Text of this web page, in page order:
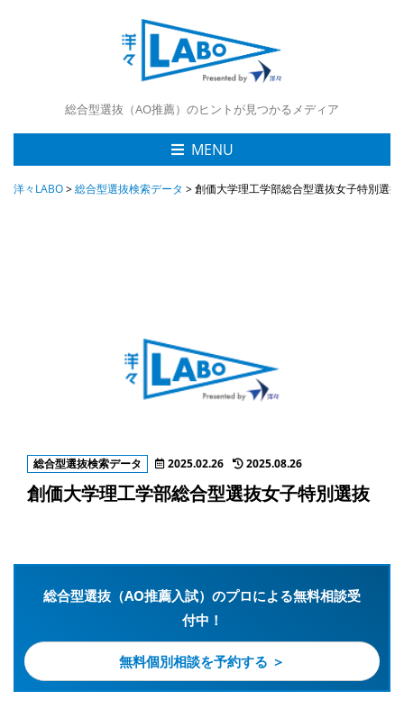
総合型選抜（AO推薦）のヒントが見つかるメディア
MENU
洋々LABO>総合型選抜検索データ >創価大学理工学部総合型選抜女子特別選抜
総合型選抜検索データ 2025.02.26 2025.08.26
創価大学理工学部総合型選抜女子特別選抜
総合型選抜（AO推薦入試）のプロによる無料相談受
付中！
無料個別相談を予約する ＞